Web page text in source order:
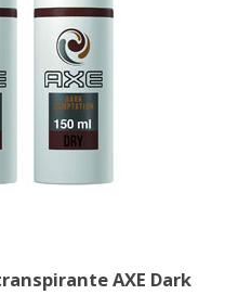
AXE Dark